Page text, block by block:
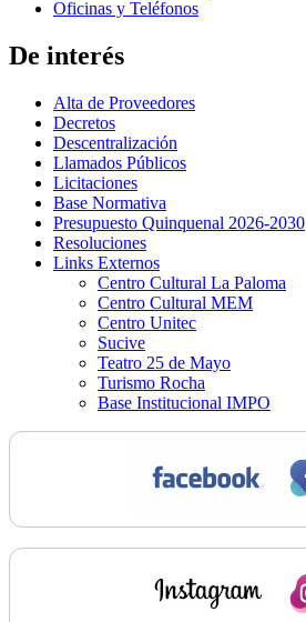
Oficinas y Teléfonos
De interés
Alta de Proveedores
Decretos
Descentralización
Llamados Públicos
Licitaciones
Base Normativa
Presupuesto Quinquenal 2026-2030
Resoluciones
Links Externos
Centro Cultural La Paloma
Centro Cultural MEM
Centro Unitec
Sucive
Teatro 25 de Mayo
Turismo Rocha
Base Institucional IMPO